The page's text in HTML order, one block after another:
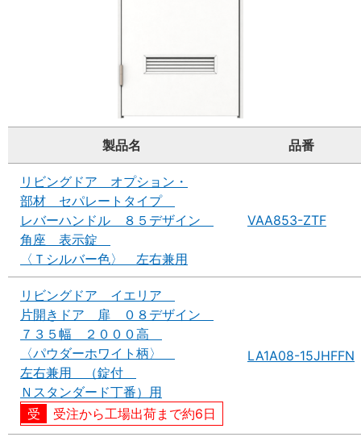
製品名 品番
リビングドア オプション・
部材 セパレートタイプ
レバーハンドル ８５デザイン
角座 表示錠
〈Ｔシルバー色〉 左右兼用
VAA853-ZTF
リビングドア イエリア
片開きドア 扉 ０８デザイン
７３５幅 ２０００高
〈パウダーホワイト柄〉
左右兼用 （錠付
Ｎスタンダード丁番）用
受注から工場出荷まで約6日
LA1A08-15JHFFN